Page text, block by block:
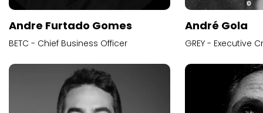
Andre Furtado Gomes
BETC - Chief Business Officer
André Gola
GREY - Executive